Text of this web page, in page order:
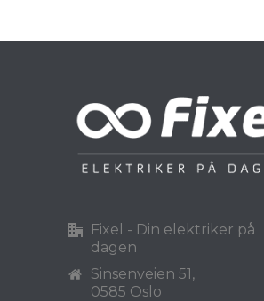
Fixel - Din elektriker på
dagen
Sinsenveien 51,
0585 Oslo